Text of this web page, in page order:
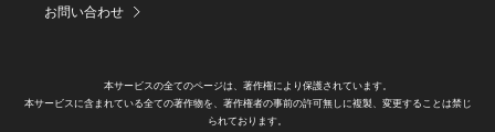
お問い合わせ
本サービスの全てのページは、著作権により保護されています。
本サービスに含まれている全ての著作物を、著作権者の事前の許可無しに複製、変更することは禁じ
られております。